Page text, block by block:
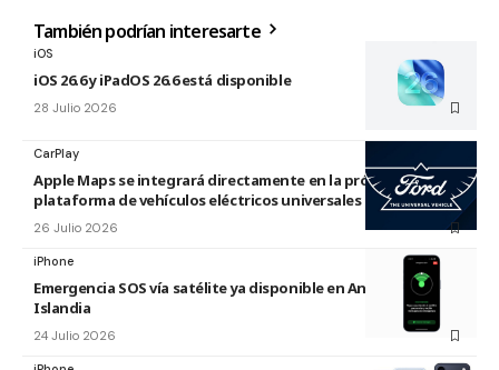
También podrían interesarte
iOS
iOS 26.6 y iPadOS 26.6 está disponible
28 Julio 2026
CarPlay
Apple Maps se integrará directamente en la próxima
plataforma de vehículos eléctricos universales de Ford
26 Julio 2026
iPhone
Emergencia SOS vía satélite ya disponible en Andorra e
Islandia
24 Julio 2026